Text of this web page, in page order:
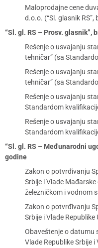
Maloprodajne cene
d.o.o. (“Sl. glasnik RS”,
“Sl. gl. RS – Prosv. glasnik”,
Rešenje o usvajanju
tehničar” (sa
Rešenje o usvajanju
tehničar” (sa
Rešenje o usvajanju
Standardom
Rešenje o usvajanju
Standardom
“Sl. gl. RS – Međunarodni
godine
Zakon o potvrđivanju
Srbije i Vlade
železničkom i vodnom
Zakon o potvrđivanju
Srbije i Vlade
Obaveštenje o datumu
Vlade Republike Srbije